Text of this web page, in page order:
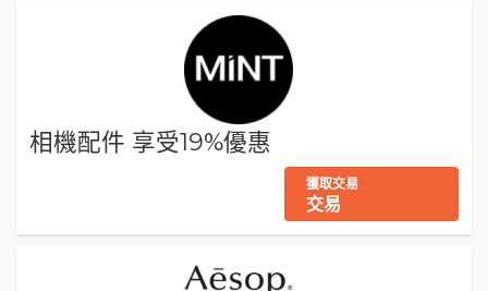
相機配件 享受19%優惠
獲取交易
交易